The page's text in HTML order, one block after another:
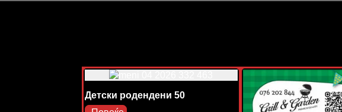
Детски родендени 50